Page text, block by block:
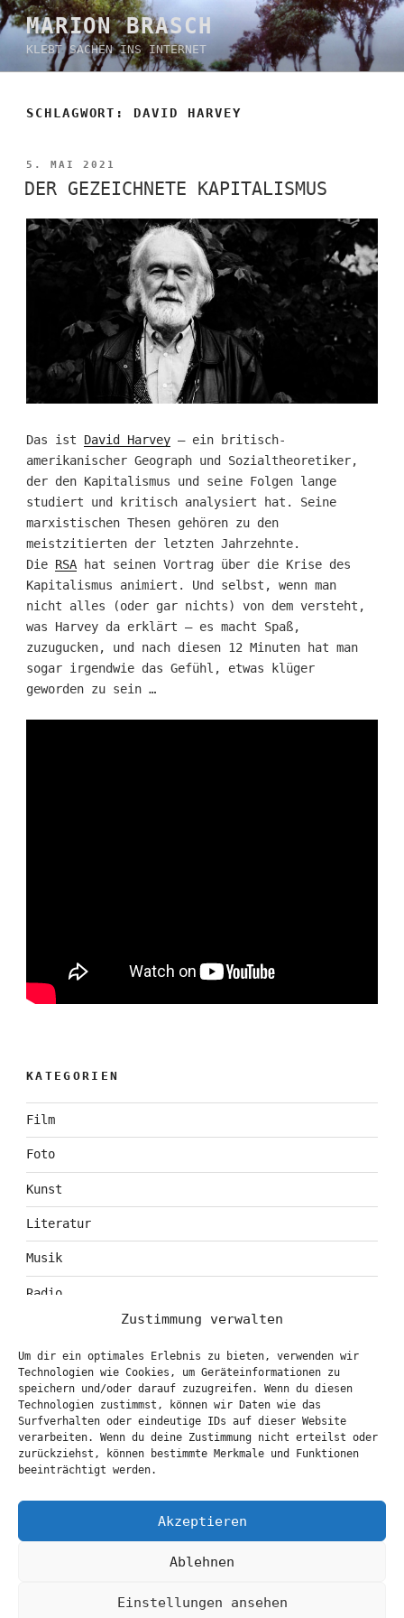
Zustimmung verwalten
Um dir ein optimales Erlebnis zu bieten, verwenden wir
Technologien wie Cookies, um Geräteinformationen zu
speichern und/oder darauf zuzugreifen. Wenn du diesen
Technologien zustimmst, können wir Daten wie das
Surfverhalten oder eindeutige IDs auf dieser Website
verarbeiten. Wenn du deine Zustimmung nicht erteilst oder
zurückziehst, können bestimmte Merkmale und Funktionen
beeinträchtigt werden.
Akzeptieren
Ablehnen
Einstellungen ansehen
Zum
Inhalt
springen
MARION BRASCH
KLEBT SACHEN INS INTERNET
SCHLAGWORT: DAVID HARVEY
VERÖFFENTLICHT
AM
5. MAI 2021
DER GEZEICHNETE KAPITALISMUS
Das ist David Harvey– ein britisch-
amerikanischer Geograph und Sozialtheoretiker,
der den Kapitalismus und seine Folgen lange
studiert und kritisch analysiert hat. Seine
marxistischen Thesen gehören zu den
meistzitierten der letzten Jahrzehnte.
Die RSAhat seinen Vortrag über die Krise des
Kapitalismus animiert. Und selbst, wenn man
nicht alles (oder gar nichts) von dem versteht,
was Harvey da erklärt – es macht Spaß,
zuzugucken, und nach diesen 12 Minuten hat man
sogar irgendwie das Gefühl, etwas klüger
geworden zu sein …
KATEGORIEN
Film
Foto
Kunst
Literatur
Musik
Radio
Theater
KONTAKT & BOOKING
info@marionbrasch.de